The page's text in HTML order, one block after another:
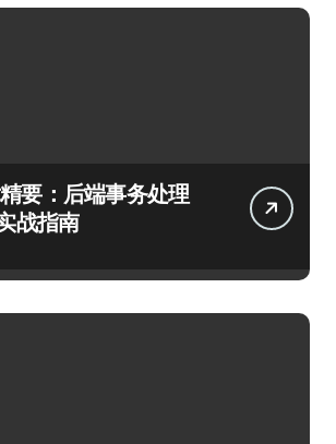
要：后端事务处理
战指南